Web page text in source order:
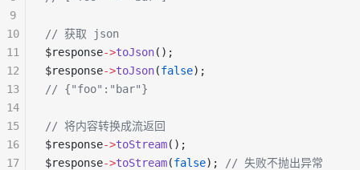
// 获取 json
$response->toJson();
$response->toJson(false);
// {"foo":"bar"}
// 将内容转换成流返回
$response->toStream();
$response->toStream(false); // 失败不抛出异常
9
10
11
12
13
14
15
16
17